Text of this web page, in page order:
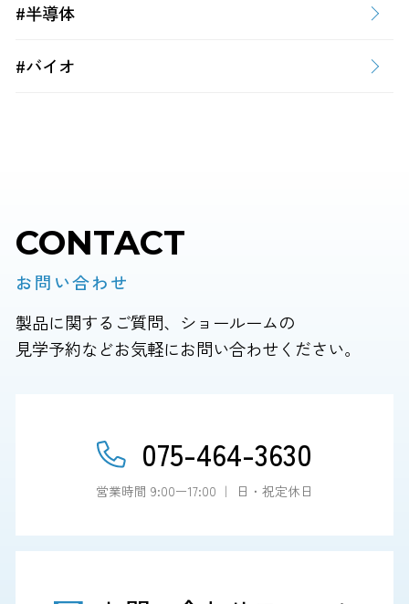
#半導体
#バイオ
CONTACT
お問い合わせ
製品に関するご質問、ショールームの
見学予約などお気軽にお問い合わせください。
075-464-3630
営業時間 9:00ー17:00 ｜ 日・祝定休日